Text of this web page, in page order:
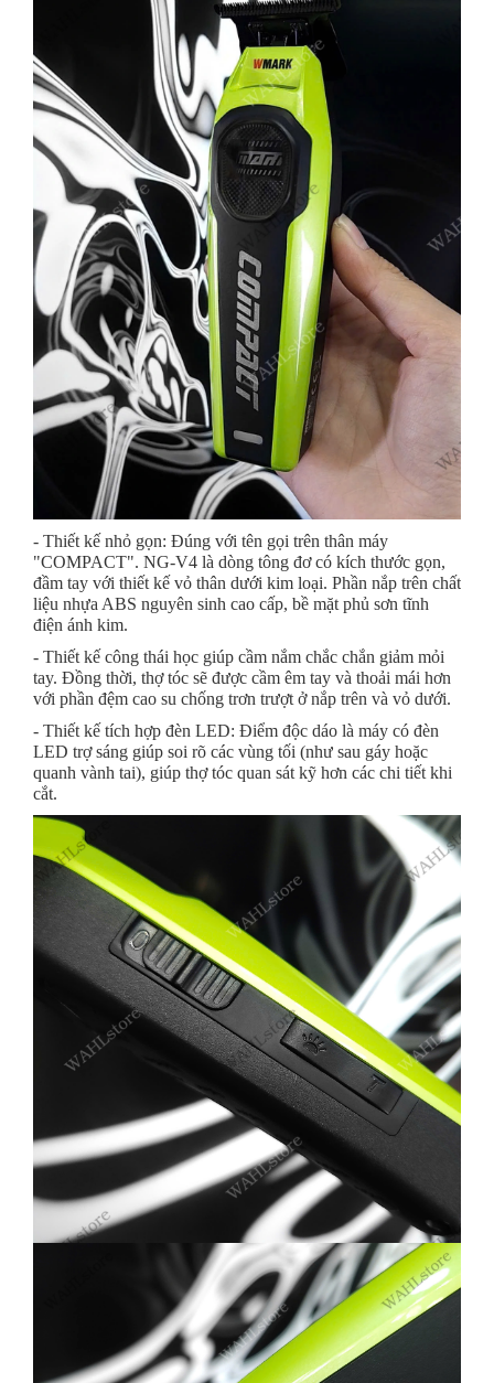
- Thiết kế nhỏ gọn: Đúng với tên gọi trên thân máy
"COMPACT". NG-V4 là dòng tông đơ có kích thước gọn,
đầm tay với thiết kế vỏ thân dưới kim loại. Phần nắp trên chất
liệu nhựa ABS nguyên sinh cao cấp, bề mặt phủ sơn tĩnh
điện ánh kim.
- Thiết kế công thái học giúp cầm nắm chắc chắn giảm mỏi
tay. Đồng thời, thợ tóc sẽ được cầm êm tay và thoải mái hơn
với phần đệm cao su chống trơn trượt ở nắp trên và vỏ dưới.
- Thiết kế tích hợp đèn LED: Điểm độc dáo là máy có đèn
LED trợ sáng giúp soi rõ các vùng tối (như sau gáy hoặc
quanh vành tai), giúp thợ tóc quan sát kỹ hơn các chi tiết khi
cắt.